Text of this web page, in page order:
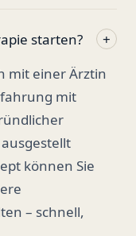
starten?
+
mit einer Ärztin
mit
können Sie
– schnell,